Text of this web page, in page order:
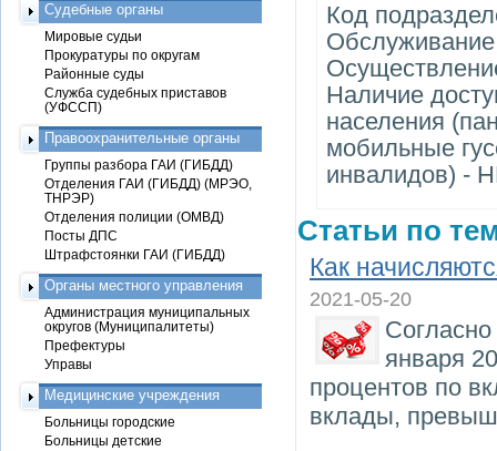
Код
Наличие
населения
мобильные
инвалидов) -
Статьи по
Как
2021-05-20
января
процентов по
вклады,
Судебные органы
Мировые судьи
Прокуратуры по округам
Районные суды
Служба судебных приставов
(УФССП)
Правоохранительные органы
Группы разбора ГАИ (ГИБДД)
Отделения ГАИ (ГИБДД) (МРЭО,
ТНРЭР)
Отделения полиции (ОМВД)
Посты ДПС
Штрафстоянки ГАИ (ГИБДД)
Органы местного управления
Администрация муниципальных
округов (Муниципалитеты)
Префектуры
Управы
Медицинские учреждения
Больницы городские
Больницы детские